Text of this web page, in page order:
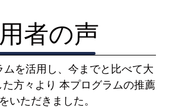
者の声
ムを活用し、今までと比べて大
方々より 本プログラムの推薦
いただきました。